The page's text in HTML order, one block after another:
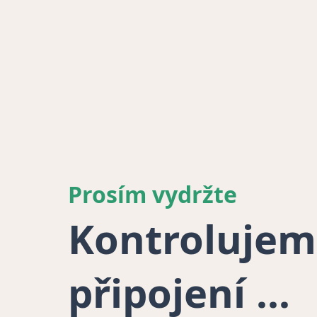
Prosím vydržte
připojení